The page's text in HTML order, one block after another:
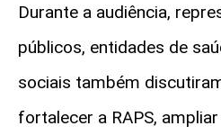
Durante a audiência,
públicos, entidades de
sociais também
fortalecer a RAPS,